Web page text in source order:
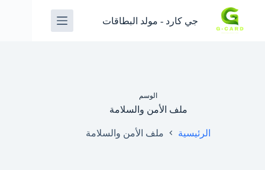
جي كارد - مولد البطاقات
الوسم
ملف الأمن والسلامة
الرئيسية ملف الأمن والسلامة